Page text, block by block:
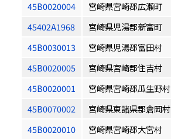
45B0020004
宮崎県宮崎郡広瀬町
45402A1968
宮崎県児湯郡新富町
45B0030013
宮崎県児湯郡富田村
45B0020005
宮崎県宮崎郡住吉村
45B0020001
宮崎県宮崎郡瓜生野村
45B0070002
宮崎県東諸県郡倉岡村
45B0020010
宮崎県宮崎郡大宮村